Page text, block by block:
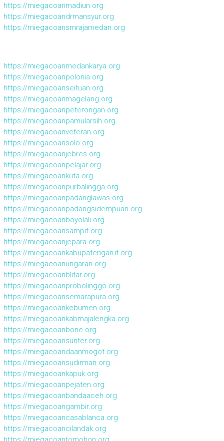
https://miegacoanmadiun.org
https://miegacoandrmansyur.org
https://miegacoansmrajamedan.org
https://miegacoanmedankarya.org
https://miegacoanpolonia.org
https://miegacoanseituan.org
https://miegacoanmagelang.org
https://miegacoanpeterongan.org
https://miegacoanpamularsih.org
https://miegacoanveteran.org
https://miegacoansolo.org
https://miegacoanjebres.org
https://miegacoanpelajar.org
https://miegacoankuta.org
https://miegacoanpurbalingga.org
https://miegacoanpadanglawas.org
https://miegacoanpadangsidempuan.org
https://miegacoanboyolali.org
https://miegacoansampit.org
https://miegacoanjepara.org
https://miegacoankabupatengarut.org
https://miegacoanungaran.org
https://miegacoanblitar.org
https://miegacoanprobolinggo.org
https://miegacoansemarapura.org
https://miegacoankebumen.org
https://miegacoankabmajalengka.org
https://miegacoanbone.org
https://miegacoansunter.org
https://miegacoandaanmogot.org
https://miegacoansudirman.org
https://miegacoankapuk.org
https://miegacoanpejaten.org
https://miegacoanbandaaceh.org
https://miegacoangambir.org
https://miegacoancasablanca.org
https://miegacoancilandak.org